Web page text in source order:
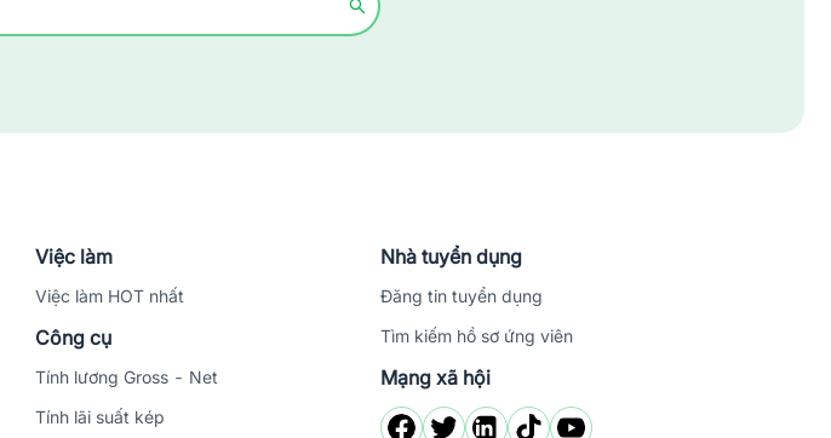
Việc làm
Việc làm HOT nhất
Công cụ
Tính lương Gross - Net
Tính lãi suất kép
Nhà tuyển dụng
Đăng tin tuyển dụng
Tìm kiếm hồ sơ ứng viên
Mạng xã hội